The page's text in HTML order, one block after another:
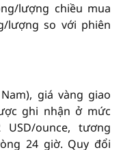
lượng chiều mua
lượng so với phiên
giá vàng giao
ghi nhận ở mức
USD/ounce, tương
24 giờ. Quy đổi